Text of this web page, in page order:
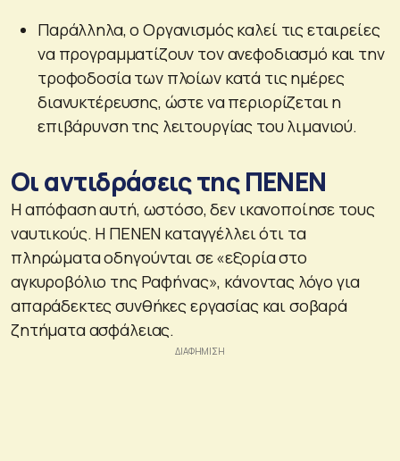
Παράλληλα, ο Οργανισμός καλεί τις εταιρείες
να προγραμματίζουν τον ανεφοδιασμό και την
τροφοδοσία των πλοίων κατά τις ημέρες
διανυκτέρευσης, ώστε να περιορίζεται η
επιβάρυνση της λειτουργίας του λιμανιού.
Οι αντιδράσεις της ΠΕΝΕΝ
Η απόφαση αυτή, ωστόσο, δεν ικανοποίησε τους
ναυτικούς. Η ΠΕΝΕΝ καταγγέλλει ότι τα
πληρώματα οδηγούνται σε «εξορία στο
αγκυροβόλιο της Ραφήνας», κάνοντας λόγο για
απαράδεκτες συνθήκες εργασίας και σοβαρά
ζητήματα ασφάλειας.